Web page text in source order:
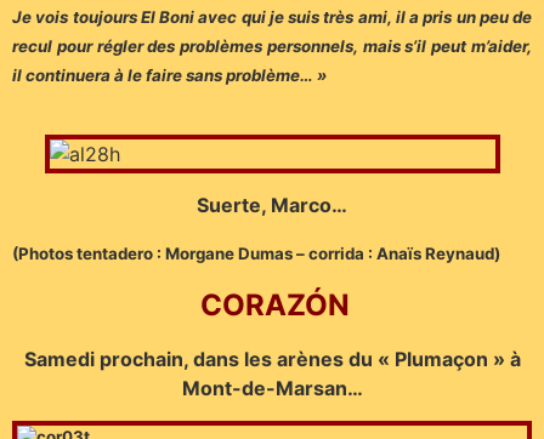
Je vois toujours El Boni avec qui je suis très ami, il a pris un peu de
recul pour régler des problèmes personnels, mais s’il peut m’aider,
il continuera à le faire sans problème… »
Suerte, Marco…
(Photos tentadero : Morgane Dumas – corrida : Anaïs Reynaud)
CORAZÓN
Samedi prochain, dans les arènes du « Plumaçon » à
Mont-de-Marsan…